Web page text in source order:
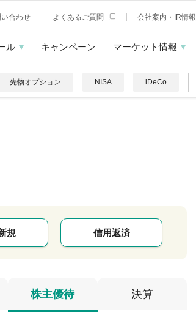
い合わせ よくあるご質問 会社案内・IR情報
ル キャンペーン マーケット情報
先物オプション NISA iDeCo
規 信用返済
株主優待 決算